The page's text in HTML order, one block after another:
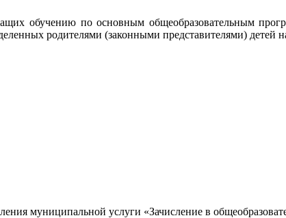
обучению по основным общеобразовательным
родителями (законными представителями) детей
муниципальной услуги «Зачисление в